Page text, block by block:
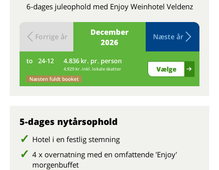
6-dages juleophold med Enjoy Weinhotel Veldenz
December
2026
Forrige år Næste år
to 24-12 4.836 kr. pr. person
4.929 kr. inkl. lokale skatter
Næsten fuldt booket
Vælge
5-dages nytårsophold
Hotel i en festlig stemning
4 x overnatning med en omfattende 'Enjoy'
morgenbuffet